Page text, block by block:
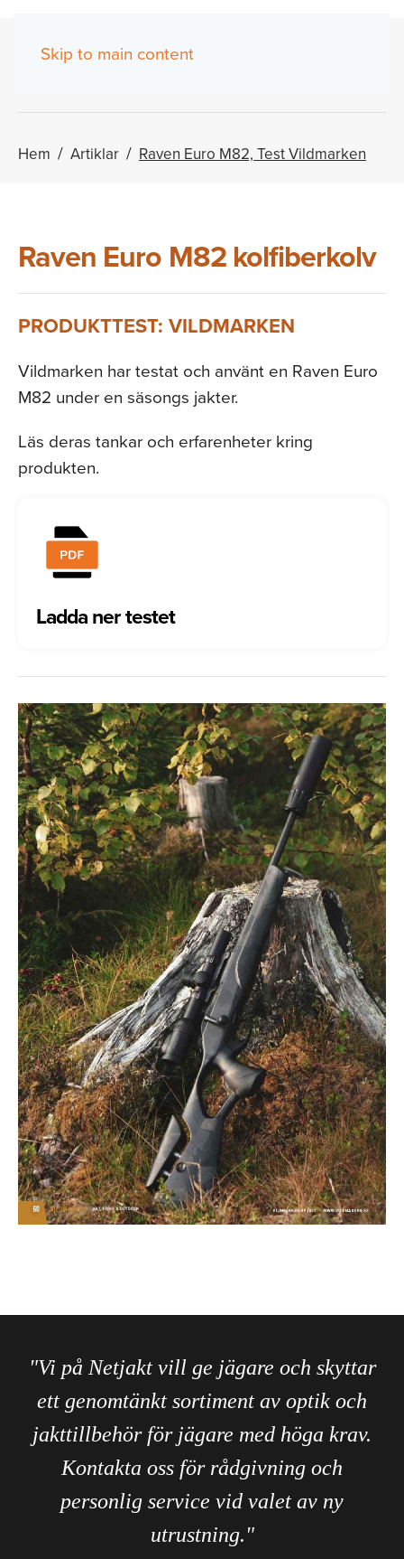
Skip to main content
Hem Artiklar Raven Euro M82, Test Vildmarken
Raven Euro M82 kolfiberkolv
PRODUKTTEST: VILDMARKEN
Vildmarken har testat och använt en Raven Euro
M82 under en säsongs jakter.
Läs deras tankar och erfarenheter kring
produkten.
Ladda ner testet
"Vi på Netjakt vill ge jägare och skyttar
ett genomtänkt sortiment av optik och
jakttillbehör för jägare med höga krav.
Kontakta oss för rådgivning och
personlig service vid valet av ny
utrustning."